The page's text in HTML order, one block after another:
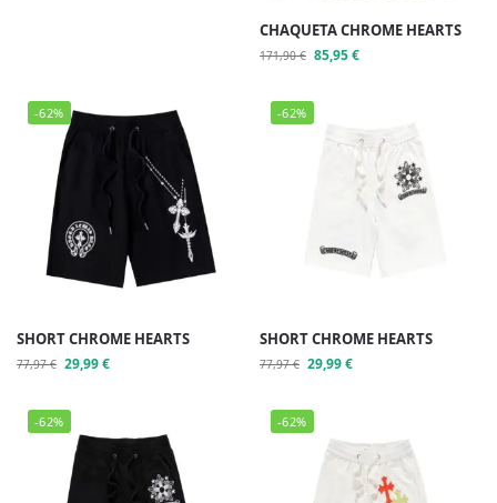
CHAQUETA CHROME HEARTS
171,90€ 85,95€
-62%
SHORT CHROME HEARTS
77,97€ 29,99€
-62%
SHORT CHROME HEARTS
77,97€ 29,99€
-62% -62%